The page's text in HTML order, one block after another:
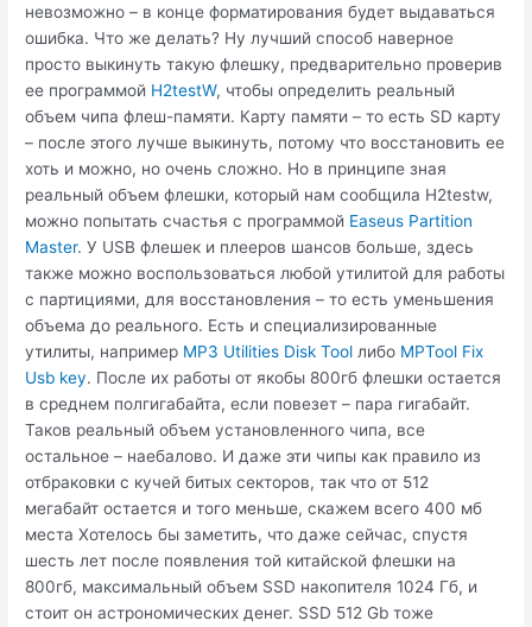
невозможно – в конце форматирования будет выдаваться
ошибка. Что же делать? Ну лучший способ наверное
просто выкинуть такую флешку, предварительно проверив
ее программой H2testW, чтобы определить реальный
объем чипа флеш-памяти. Карту памяти – то есть SD карту
– после этого лучше выкинуть, потому что восстановить ее
хоть и можно, но очень сложно. Но в принципе зная
реальный объем флешки, который нам сообщила H2testw,
можно попытать счастья с программой Easeus Partition
Master. У USB флешек и плееров шансов больше, здесь
также можно воспользоваться любой утилитой для работы
с партициями, для восстановления – то есть уменьшения
объема до реального. Есть и специализированные
утилиты, например MP3 Utilities Disk Tool либо MPTool Fix
Usb key. После их работы от якобы 800гб флешки остается
в среднем полгигабайта, если повезет – пара гигабайт.
Таков реальный объем установленного чипа, все
остальное – наебалово. И даже эти чипы как правило из
отбраковки с кучей битых секторов, так что от 512
мегабайт остается и того меньше, скажем всего 400 мб
места Хотелось бы заметить, что даже сейчас, спустя
шесть лет после появления той китайской флешки на
800гб, максимальный объем SSD накопителя 1024 Гб, и
стоит он астрономических денег. SSD 512 Gb тоже